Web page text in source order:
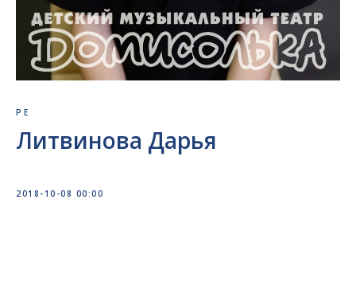
РЕ
Литвинова Дарья
2018-10-08 00:00